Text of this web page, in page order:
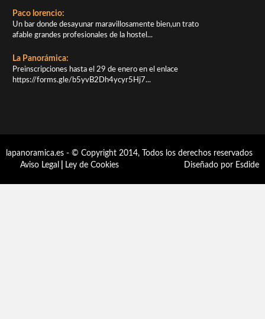
Paco lorencio:
Un bar donde desayunar maravillosamente bien,un trato
afable grandes profesionales de la hostel...
La Panorámica:
Preinscripciones hasta el 29 de enero en el enlace
https://forms.gle/b5yvB2Dh4ycyr5Hj7...
lapanoramica.es - © Copyright 2014, Todos los derechos reservados
Aviso Legal
Ley de Cookies Diseñado por Esdide